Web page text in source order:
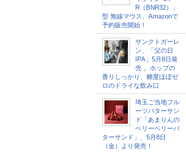
R（BNR32）」
型 無線マウス、Amazonで
予約販売開始！
サンクトガーレ
ン、「父の日
IPA」5月8日発
売 。ホップの
香りしっかり、糖度ほぼゼ
ロのドライな飲み口
埼玉ご当地フル
ーツバターサン
ド「あまりんの
ベリーベリーバ
ターサンド」、5月8日
（金）より発売！